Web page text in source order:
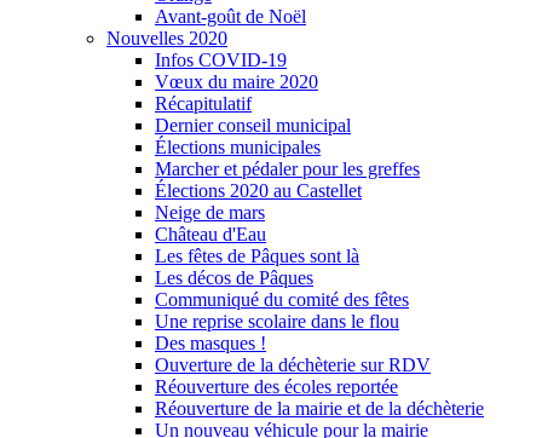
Avant-goût de Noël
Nouvelles 2020
Infos COVID-19
Vœux du maire 2020
Récapitulatif
Dernier conseil municipal
Élections municipales
Marcher et pédaler pour les greffes
Élections 2020 au Castellet
Neige de mars
Château d'Eau
Les fêtes de Pâques sont là
Les décos de Pâques
Communiqué du comité des fêtes
Une reprise scolaire dans le flou
Des masques !
Ouverture de la déchèterie sur RDV
Réouverture des écoles reportée
Réouverture de la mairie et de la déchèterie
Un nouveau véhicule pour la mairie